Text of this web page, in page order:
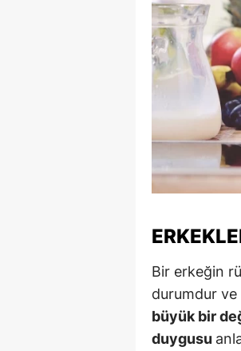
Bir erkeğin
durumdur ve
büyük bir
duygusu